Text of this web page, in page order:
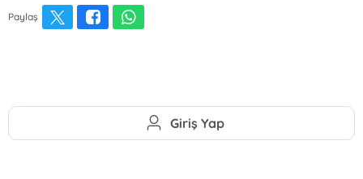
Paylaş
Giriş Yap